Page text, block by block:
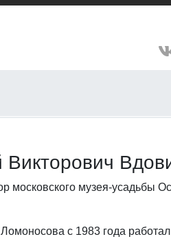
Викторович
московского музея-усадьбы
с 1983 года